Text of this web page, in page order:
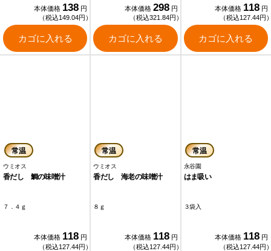
本体価格 138 円
（税込149.04円）
カゴに入れる
本体価格 298 円
（税込321.84円）
カゴに入れる
本体価格 118 円
（税込127.44円
カゴに入れる
常温
ウミオス
香だし 鯛の味噌汁
７．４ｇ
本体価格 118 円
（税込127.44円）
常温
ウミオス
香だし 海老の味噌汁
８ｇ
本体価格 118 円
（税込127.44円）
常温
永谷園
はま吸い
３袋入
本体価格 118 円
（税込127.44円